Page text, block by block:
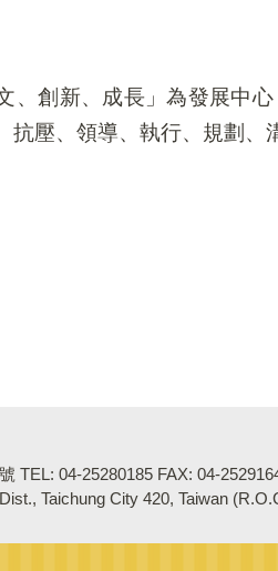
、創新、成長」為發展
抗壓、領導、執行、規劃、
TEL: 04-25280185 FAX: 04-
Taichung City 420, Taiwan